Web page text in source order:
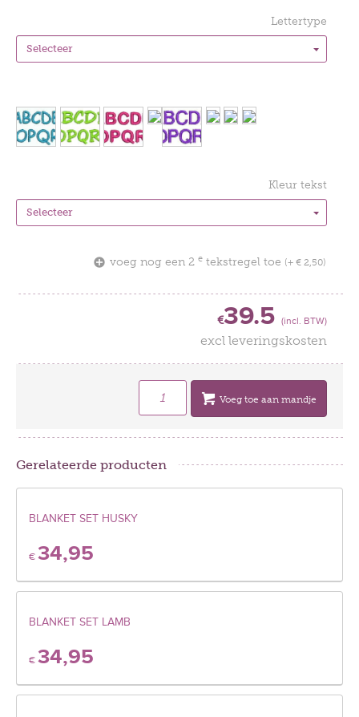
Lettertype
Kleur tekst
voeg nog een 2 e tekstregel toe (+ € 2,50)
€39.5 (incl. BTW)
excl leveringskosten
Voeg toe aan mandje
Gerelateerde producten
BLANKET SET HUSKY
€ 34,95
BLANKET SET LAMB
€ 34,95